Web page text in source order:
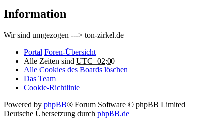
Information
Wir sind umgezogen ---> ton-zirkel.de
Portal Foren-Übersicht
Alle Zeiten sind UTC+02:00
Alle Cookies des Boards löschen
Das Team
Cookie-Richtlinie
Powered by phpBB® Forum Software © phpBB Limited
Deutsche Übersetzung durch phpBB.de